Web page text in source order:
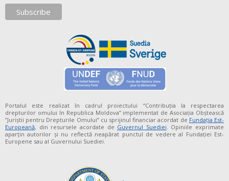
Portalul este realizat în cadrul proiectului “Contribuția la respectarea
drepturilor omului în Republica Moldova” implementat de Asociația Obștească
”Juriștii pentru Drepturile Omului” cu sprijinul financiar acordat de Fundaţia Est-
Europeană, din resursele acordate de Guvernul Suediei. Opiniile exprimate
aparţin autorilor şi nu reflectă neapărat punctul de vedere al Fundației Est-
Europene sau al Guvernului Suediei.